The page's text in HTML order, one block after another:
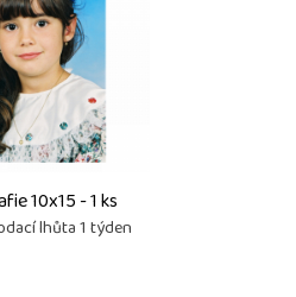
10x15 - 1 ks
lhůta 1 týden